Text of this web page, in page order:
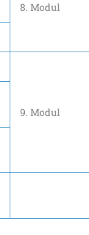
8. Modul
9. Modul